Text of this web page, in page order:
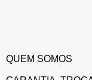
QUEM SOMOS